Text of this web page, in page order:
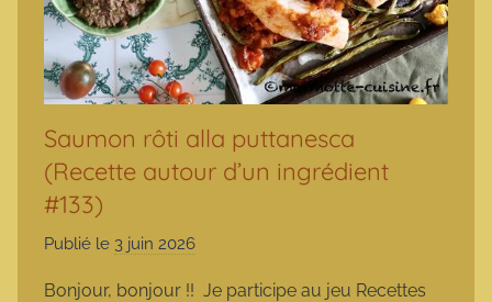
Saumon rôti alla puttanesca
(Recette autour d’un ingrédient
#133)
Publié le 3 juin 2026
Bonjour, bonjour !! Je participe au jeu Recettes